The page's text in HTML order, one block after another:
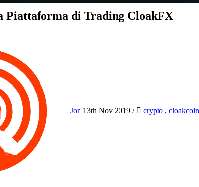
Piattaforma di Trading CloakFX
Jon 13th Nov 2019 / crypto , cloakcoin